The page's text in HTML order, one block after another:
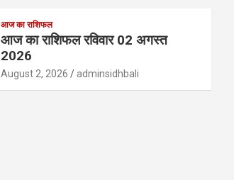
आज का राशिफल
आज का राशिफल रविवार 02 अगस्त
2026
August 2, 2026 adminsidhbali